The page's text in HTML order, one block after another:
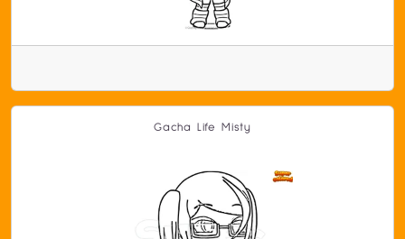
Gacha Life Misty